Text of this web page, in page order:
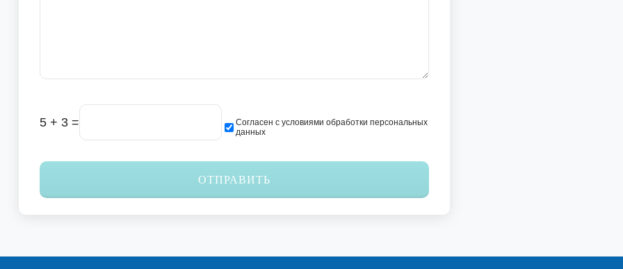
5 + 3 =
Согласен с условиями обработки персональных
данных
ОТПРАВИТЬ